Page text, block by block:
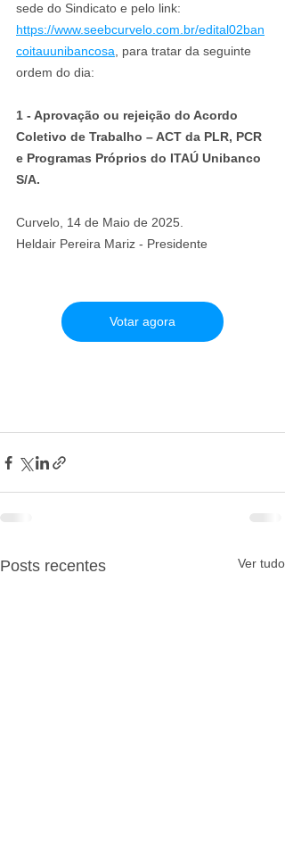
sede do Sindicato e pelo link:
https://www.seebcurvelo.com.br/edital02ban
coitauunibancosa , para tratar da seguinte
ordem do dia:
1 - Aprovação ou rejeição do Acordo
Coletivo de Trabalho – ACT da PLR, PCR
e Programas Próprios do ITAÚ Unibanco
S/A.
Curvelo, 14 de Maio de 2025.
Heldair Pereira Mariz - Presidente
Votar agora
Posts recentes Ver tudo